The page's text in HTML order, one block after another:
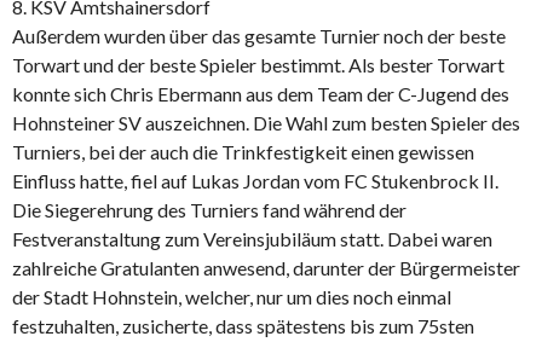
8. KSV Amtshainersdorf
Außerdem wurden über das gesamte Turnier noch der beste
Torwart und der beste Spieler bestimmt. Als bester Torwart
konnte sich Chris Ebermann aus dem Team der C-Jugend des
Hohnsteiner SV auszeichnen. Die Wahl zum besten Spieler des
Turniers, bei der auch die Trinkfestigkeit einen gewissen
Einfluss hatte, fiel auf Lukas Jordan vom FC Stukenbrock II.
Die Siegerehrung des Turniers fand während der
Festveranstaltung zum Vereinsjubiläum statt. Dabei waren
zahlreiche Gratulanten anwesend, darunter der Bürgermeister
der Stadt Hohnstein, welcher, nur um dies noch einmal
festzuhalten, zusicherte, dass spätestens bis zum 75sten